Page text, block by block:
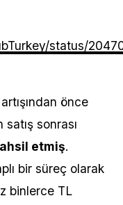
status/
önce
sonrası
etmiş.
bir süreç olarak
binlerce TL